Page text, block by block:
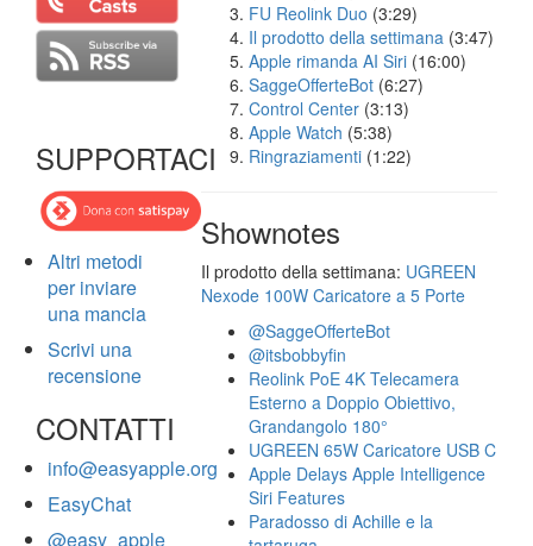
SUPPORTACI
Altri metodi
per inviare
una mancia
Scrivi una
recensione
CONTATTI
info@easyapple.org
EasyChat
@easy_apple
FU Reolink Duo (3:29)
Il prodotto della settimana (3:47)
Apple rimanda AI Siri (16:00)
SaggeOfferteBot (6:27)
Control Center (3:13)
Apple Watch (5:38)
Ringraziamenti (1:22)
Shownotes
Il prodotto della settimana: UGREEN
Nexode 100W Caricatore a 5 Porte
@SaggeOfferteBot
@itsbobbyfin
Reolink PoE 4K Telecamera
Esterno a Doppio Obiettivo,
Grandangolo 180°
UGREEN 65W Caricatore USB C
Apple Delays Apple Intelligence
Siri Features
Paradosso di Achille e la